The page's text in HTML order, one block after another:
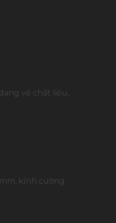
về chất liệu,
kính cường